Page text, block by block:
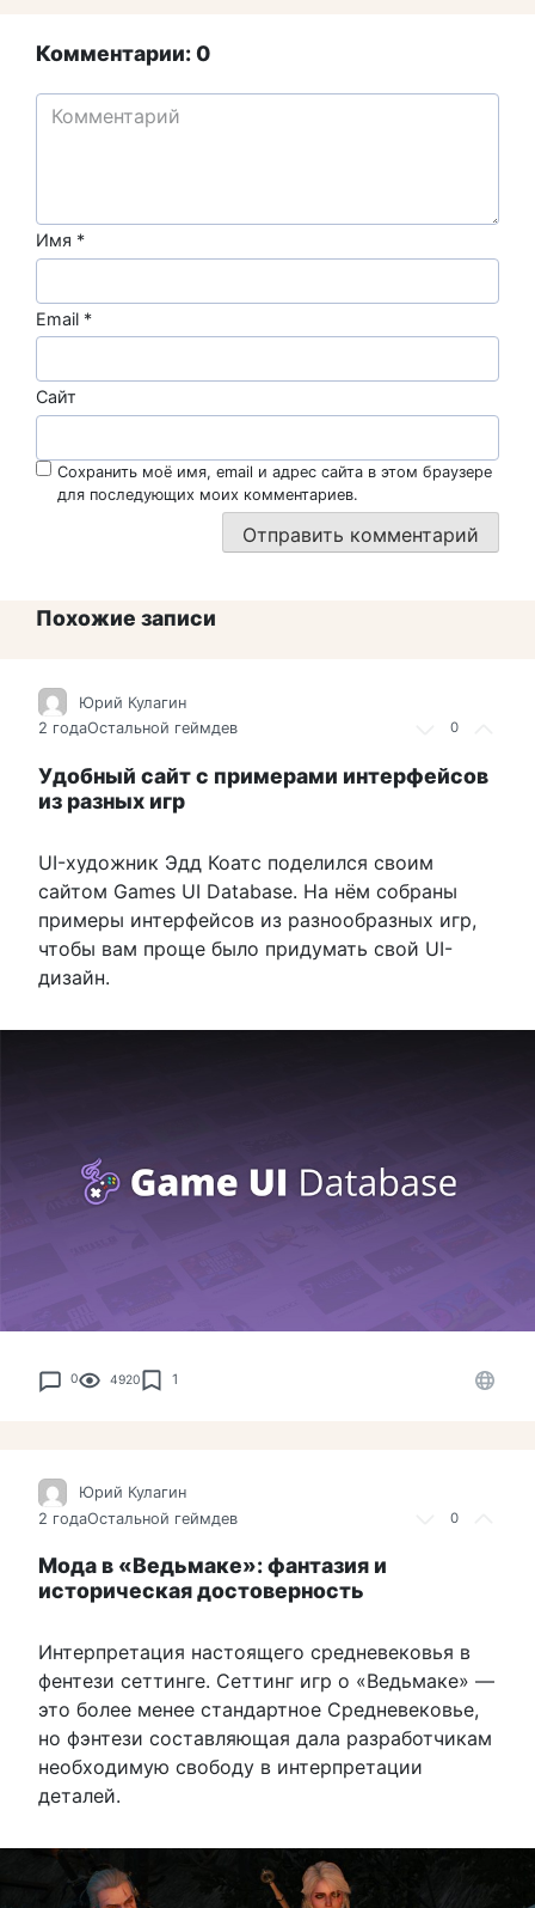
Комментарии: 0
Имя *
Email *
Сайт
Сохранить моё имя, email и адрес сайта в этом браузере
для последующих моих комментариев.
Похожие записи
0
Юрий Кулагин
2 годаОстальной геймдев
Удобный сайт с примерами интерфейсов
из разных игр
UI-художник Эдд Коатс поделился своим
сайтом Games UI Database. На нём собраны
примеры интерфейсов из разнообразных игр,
чтобы вам проще было придумать свой UI-
дизайн.
0 4920 1
0
Юрий Кулагин
2 годаОстальной геймдев
Мода в «Ведьмаке»: фантазия и
историческая достоверность
Интерпретация настоящего средневековья в
фентези сеттинге. Сеттинг игр о «Ведьмаке» —
это более менее стандартное Средневековье,
но фэнтези составляющая дала разработчикам
необходимую свободу в интерпретации
деталей.